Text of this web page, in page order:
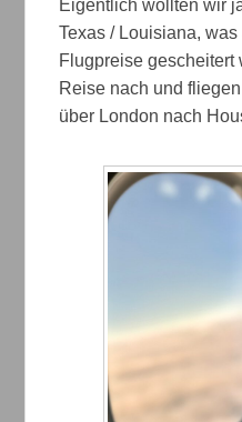
Eigentlich wollten wir
Texas / Louisiana,
Flugpreise gescheitert
Reise nach und
über London nach